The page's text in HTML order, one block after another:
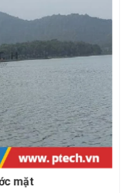
nuôi trồng thủy sản